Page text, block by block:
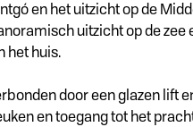
en het uitzicht op de
uitzicht op de
het huis.
door een glazen
en toegang tot het